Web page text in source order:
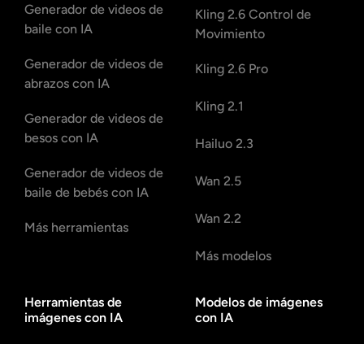
Generador de videos de
baile con IA
Generador de videos de
abrazos con IA
Generador de videos de
besos con IA
Generador de videos de
baile de bebés con IA
Más herramientas
Kling 2.6 Control de
Movimiento
Kling 2.6 Pro
Kling 2.1
Hailuo 2.3
Wan 2.5
Wan 2.2
Más modelos
Herramientas de
imágenes con IA
Modelos de imágenes
con IA